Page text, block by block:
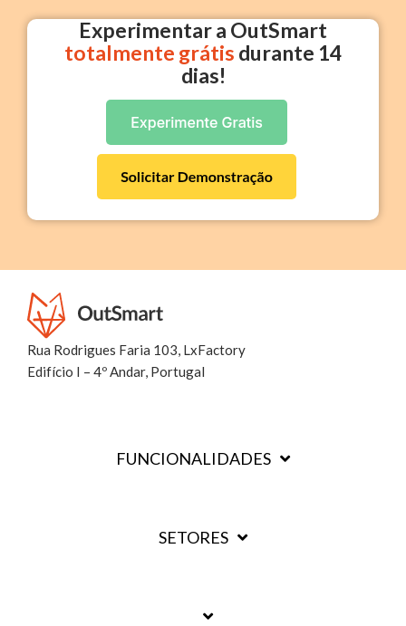
Experimentar a OutSmart
totalmente grátis durante 14
dias!
Rua Rodrigues Faria 103, LxFactory
Edifício I – 4º Andar, Portugal
FUNCIONALIDADES
SETORES